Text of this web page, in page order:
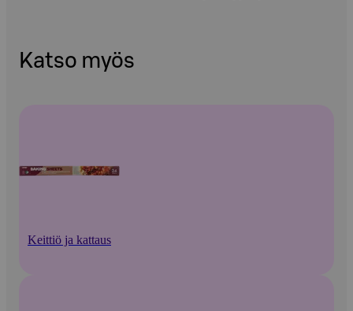
Katso myös
Keittiö ja kattaus